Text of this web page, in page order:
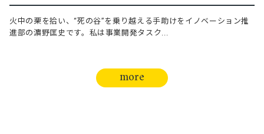
火中の栗を拾い、“死の谷”を乗り越える手助けをイノベーション推
進部の濵野匡史です。私は事業開発タスク...
more